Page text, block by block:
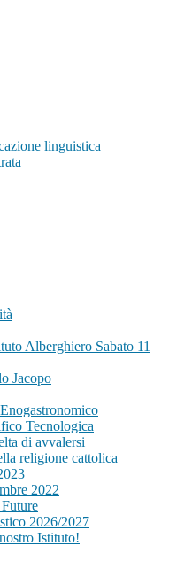
linguistica
Alberghiero Sabato 11
Jacopo
Tecnologica
di avvalersi
religione cattolica
2022
2026/2027
Istituto!